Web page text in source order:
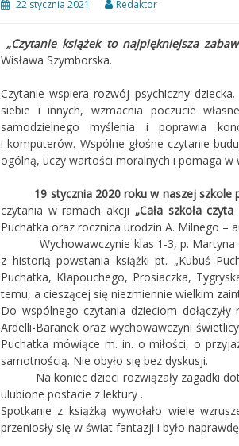
22 stycznia 2021 Redaktor
„Czytanie książek to najpiękniejsza
Wisława Szymborska.
Czytanie wspiera rozwój psychiczny
siebie i innych, wzmacnia poczucie
samodzielnego myślenia i poprawia
i komputerów. Wspólne głośne czytanie
ogólną, uczy wartości moralnych i pomaga w
19 stycznia 2020 roku w naszej szkole
czytania w ramach akcji „Cała szkoła czyta
Puchatka oraz rocznica urodzin A. Milnego –
Wychowawczynie klas 1-3, p. Martyna
z historią powstania książki pt. „Kubuś
Puchatka, Kłapouchego, Prosiaczka,
temu, a cieszącej się niezmiennie wielkim
Do wspólnego czytania dzieciom
Ardelli-Baranek oraz wychowawczyni
Puchatka mówiące m. in. o miłości, o
samotnością. Nie obyło się bez dyskusji.
Na koniec dzieci rozwiązały zagadki
ulubione postacie z lektury .
Spotkanie z książką wywołało wiele
przeniosły się w świat fantazji i było